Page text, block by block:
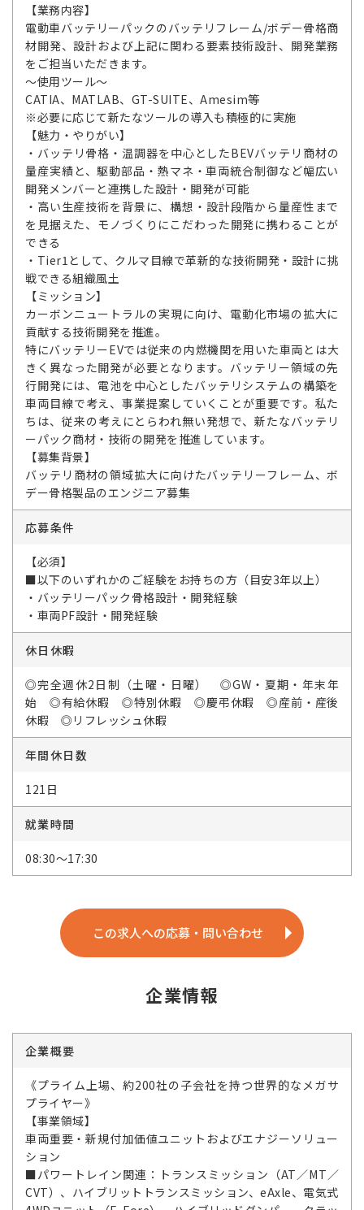
【業務内容】
電動車バッテリーパックのバッテリフレーム/ボデー骨格商
材開発、設計および上記に関わる要素技術設計、開発業務
をご担当いただきます。
～使用ツール～
CATIA、MATLAB、GT-SUITE、Amesim等
※必要に応じて新たなツールの導入も積極的に実施
【魅力・やりがい】
・バッテリ骨格・温調器を中心としたBEVバッテリ商材の
量産実績と、駆動部品・熱マネ・車両統合制御など幅広い
開発メンバーと連携した設計・開発が可能
・高い生産技術を背景に、構想・設計段階から量産性まで
を見据えた、モノづくりにこだわった開発に携わることが
できる
・Tier1として、クルマ目線で革新的な技術開発・設計に挑
戦できる組織風土
【ミッション】
カーボンニュートラルの実現に向け、電動化市場の拡大に
貢献する技術開発を推進。
特にバッテリーEVでは従来の内燃機関を用いた車両とは大
きく異なった開発が必要となります。バッテリー領域の先
行開発には、電池を中心としたバッテリシステムの構築を
車両目線で考え、事業提案していくことが重要です。私た
ちは、従来の考えにとらわれ無い発想で、新たなバッテリ
ーパック商材・技術の開発を推進しています。
【募集背景】
バッテリ商材の領域拡大に向けたバッテリーフレーム、ボ
デー骨格製品のエンジニア募集
応募条件
【必須】
■以下のいずれかのご経験をお持ちの方（目安3年以上）
・バッテリーパック骨格設計・開発経験
・車両PF設計・開発経験
休日休暇
◎完全週休2日制（土曜・日曜） ◎GW・夏期・年末年
始 ◎有給休暇 ◎特別休暇 ◎慶弔休暇 ◎産前・産後
休暇 ◎リフレッシュ休暇
年間休日数
121日
就業時間
08:30～17:30
この求人への応募・問い合わせ
企業情報
企業概要
《プライム上場、約200社の子会社を持つ世界的なメガサ
プライヤー》
【事業領域】
車両重要・新規付加価値ユニットおよびエナジーソリュー
ション
■パワートレイン関連：トランスミッション（AT／MT／
CVT）、ハイブリットトランスミッション、eAxle、電気式